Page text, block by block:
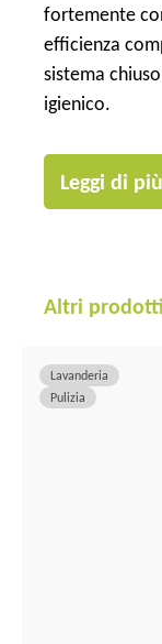
fortemente
efficienza
sistema
igienico.
Leggi di più
Altri prodotti
Lavanderia
Pulizia